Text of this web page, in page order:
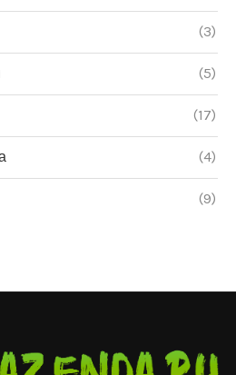
(3)
(5)
(17)
(4)
(9)